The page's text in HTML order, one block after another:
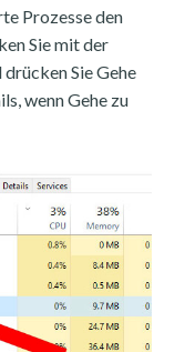
Prozesse den
Sie mit der
Sie Gehe
wenn Gehe zu